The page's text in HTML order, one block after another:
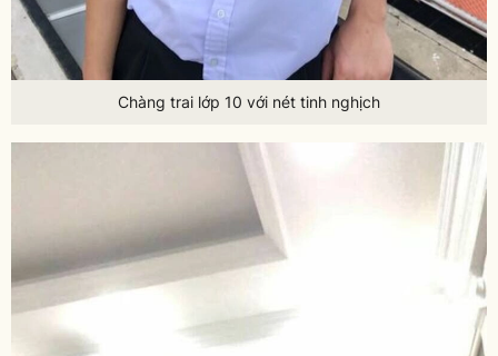
Chàng trai lớp 10 với nét tinh nghịch